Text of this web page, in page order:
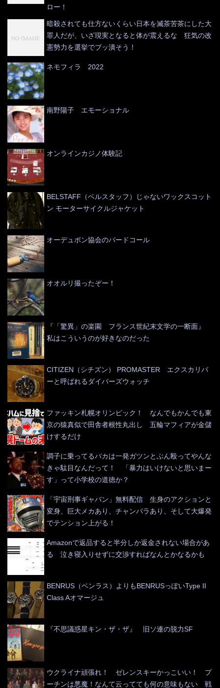
ロー！
暗殺されても仕方ないくらい日本を滅茶苦茶にした大
罪人だが、いざ現実となると体が震えるな 狂気の改
憲勢力を選挙でブッ潰そう！
ネモフィラ 2022
南野陽子 エモーショナル
オンラインカジノ体験記
BELSTAFF（ベルスタッフ）じゃないワックスコット
ン モーターサイクルジャケット
オーデュボン協会のバードコール
オオルリ撮ったぞー！
『「驚異」の楽園 フランス世紀末文学の一断面』
私はこういうのが好きなのだった
CITIZEN（シチズン） PROMASTER エクスカリバ
ーと呼ばれるダイバーズウォッチ
ファッキン札幌オリンピック！ なんでもかんでも東
京の猿真似で田舎者根性丸出し 五輪マフィアが金儲
けするだけ
調子に乗ってるバカは一発ガツンとぶん殴ってやんな
きゃ駄目なんだって！ 「暴力はいけないと思いまー
す」って小学校の道徳か？
「宇宙刑事ギャバン」無料配信 生身のアクションと
変身、巨大メカあり、チャンバラあり、そして大爆発
でテンション上がる！
Amazonで返品すると半分しか返金されない場合があ
る 泣き寝入りせずに交渉すればなんとかなるかも
BENRUS（ベンラス）よりもBENRUSっぽいType II
Class Aオマージュ
『不思議惑星キン・ザ・ザ』 旧ソ連の脱力SF
ウクライナ頑張れ！ ゼレンスキーかっこいい！ プ
ーチンは悪魔！なんて云ってても何の意味もない 戦